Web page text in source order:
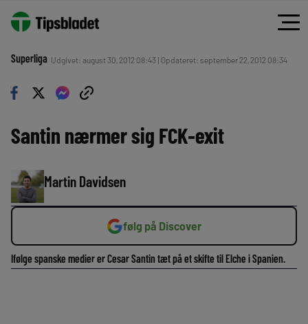
Superliga Udgivet: august 30, 2012 08:43 | Opdateret: september 22, 2012 08:34
Santin nærmer sig FCK-exit
Martin Davidsen
følg på Discover
Ifølge spanske medier er Cesar Santin tæt på et skifte til Elche i Spanien.